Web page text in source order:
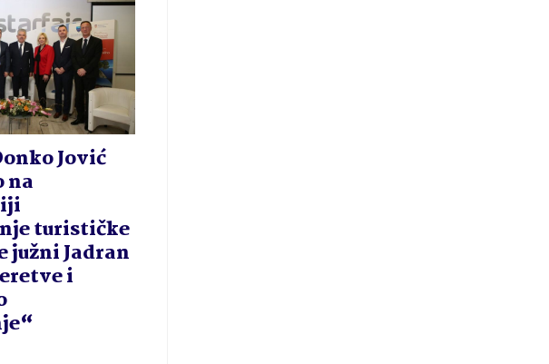
Jović
na
turističke
južni Jadran
i